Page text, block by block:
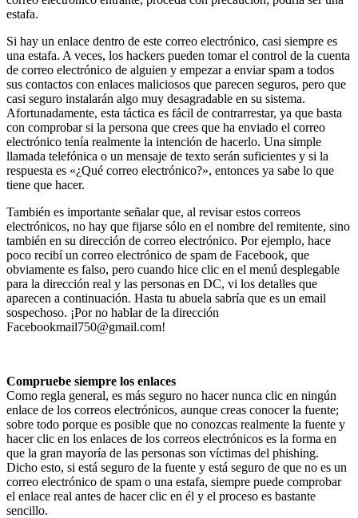
estafa.
Si hay un enlace dentro de este correo electrónico, casi siempre es
una estafa. A veces, los hackers pueden tomar el control de la cuenta
de correo electrónico de alguien y empezar a enviar spam a todos
sus contactos con enlaces maliciosos que parecen seguros, pero que
casi seguro instalarán algo muy desagradable en su sistema.
Afortunadamente, esta táctica es fácil de contrarrestar, ya que basta
con comprobar si la persona que crees que ha enviado el correo
electrónico tenía realmente la intención de hacerlo. Una simple
llamada telefónica o un mensaje de texto serán suficientes y si la
respuesta es «¿Qué correo electrónico?», entonces ya sabe lo que
tiene que hacer.
También es importante señalar que, al revisar estos correos
electrónicos, no hay que fijarse sólo en el nombre del remitente, sino
también en su dirección de correo electrónico. Por ejemplo, hace
poco recibí un correo electrónico de spam de Facebook, que
obviamente es falso, pero cuando hice clic en el menú desplegable
para la dirección real y las personas en DC, vi los detalles que
aparecen a continuación. Hasta tu abuela sabría que es un email
sospechoso. ¡Por no hablar de la dirección
Facebookmail750@gmail.com!
Compruebe siempre los enlaces
Como regla general, es más seguro no hacer nunca clic en ningún
enlace de los correos electrónicos, aunque creas conocer la fuente;
sobre todo porque es posible que no conozcas realmente la fuente y
hacer clic en los enlaces de los correos electrónicos es la forma en
que la gran mayoría de las personas son víctimas del phishing.
Dicho esto, si está seguro de la fuente y está seguro de que no es un
correo electrónico de spam o una estafa, siempre puede comprobar
el enlace real antes de hacer clic en él y el proceso es bastante
sencillo.